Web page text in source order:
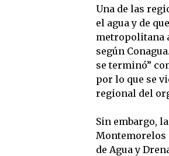
Una de las
el agua y de
metropolitana
según
se terminó”
por lo que se
regional del
Sin embargo,
Montemorelos
de Agua y